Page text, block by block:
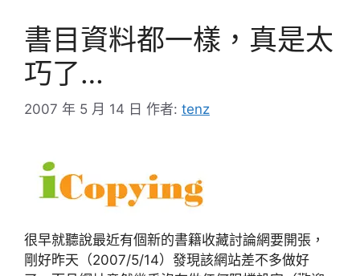
書目資料都一樣，真是太
巧了…
2007 年 5 月 14 日 作者: tenz
很早就聽說最近有個新的書籍收藏討論網要開張，
剛好昨天（2007/5/14）發現該網站差不多做好